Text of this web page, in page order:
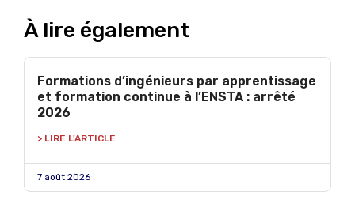
À lire également
Formations d’ingénieurs par apprentissage
et formation continue à l’ENSTA : arrêté
2026
> LIRE L'ARTICLE
7 août 2026